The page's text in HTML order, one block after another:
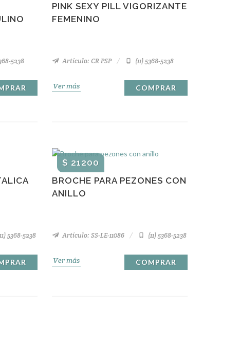
5238
PINK SEXY PILL VIGORIZANTE
FEMENINO
Artículo: CR PSP (11) 5368-5238
Ver más COMPRAR
5368-5238
BROCHE PARA PEZONES CON
ANILLO
$ 21200
Artículo: SS-LE-11086 (11) 5368-5238
Ver más COMPRAR